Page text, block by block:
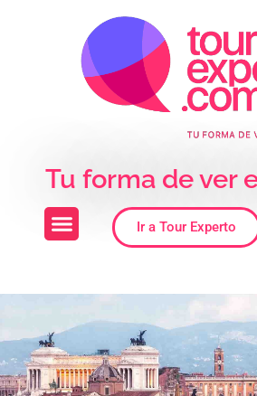
Tu forma de ver
Ir a Tour Experto